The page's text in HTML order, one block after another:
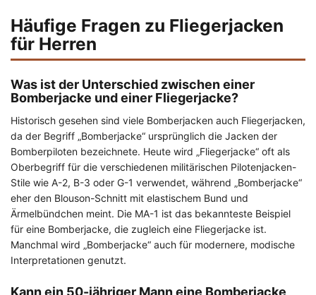
Häufige Fragen zu Fliegerjacken
für Herren
Was ist der Unterschied zwischen einer
Bomberjacke und einer Fliegerjacke?
Historisch gesehen sind viele Bomberjacken auch Fliegerjacken,
da der Begriff „Bomberjacke“ ursprünglich die Jacken der
Bomberpiloten bezeichnete. Heute wird „Fliegerjacke“ oft als
Oberbegriff für die verschiedenen militärischen Pilotenjacken-
Stile wie A-2, B-3 oder G-1 verwendet, während „Bomberjacke“
eher den Blouson-Schnitt mit elastischem Bund und
Ärmelbündchen meint. Die MA-1 ist das bekannteste Beispiel
für eine Bomberjacke, die zugleich eine Fliegerjacke ist.
Manchmal wird „Bomberjacke“ auch für modernere, modische
Interpretationen genutzt.
Kann ein 50-jähriger Mann eine Bomberjacke